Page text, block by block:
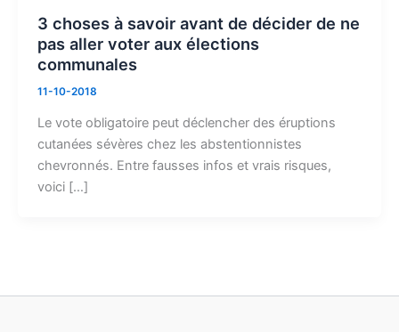
3 choses à savoir avant de décider de ne
pas aller voter aux élections
communales
11-10-2018
Le vote obligatoire peut déclencher des éruptions
cutanées sévères chez les abstentionnistes
chevronnés. Entre fausses infos et vrais risques,
voici […]